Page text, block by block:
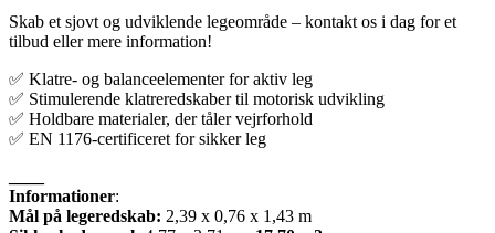
Skab et sjovt og udviklende legeområde – kontakt os i dag for et
tilbud eller mere information!
✅ Klatre- og balanceelementer for aktiv leg
✅ Stimulerende klatreredskaber til motorisk udvikling
✅ Holdbare materialer, der tåler vejrforhold
✅ EN 1176-certificeret for sikker leg
Informationer:
Mål på legeredskab: 2,39 x 0,76 x 1,43 m